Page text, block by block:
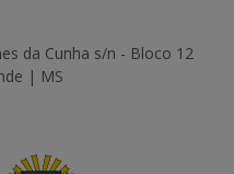
da Cunha s/n - Bloco 12
| MS